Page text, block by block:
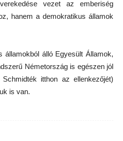
vezet az emberiség
hanem a demokratikus államok
államokból álló Egyesült Államok,
Németország is egészen jól
itthon az ellenkezőjét)
is van.